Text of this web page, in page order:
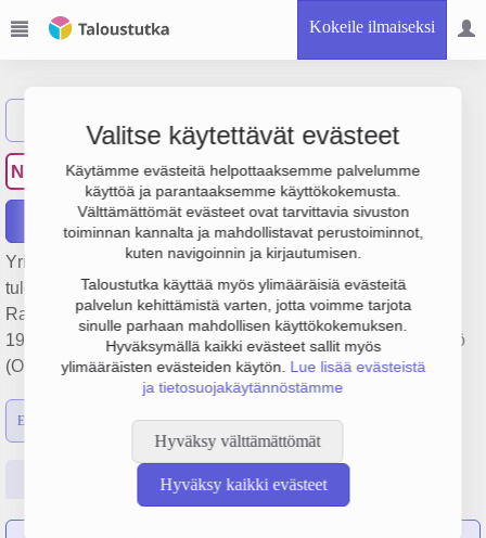
Kokeile ilmaiseksi
Valitse käytettävät evästeet
Käytämme evästeitä helpottaaksemme palvelumme
käyttöä ja parantaaksemme käyttökokemusta.
Välttämättömät evästeet ovat tarvittavia sivuston
toiminnan kannalta ja mahdollistavat perustoiminnot,
kuten navigoinnin ja kirjautumisen.
Taloustutka käyttää myös ylimääräisiä evästeitä
palvelun kehittämistä varten, jotta voimme tarjota
sinulle parhaan mahdollisen käyttökokemuksen.
Hyväksymällä kaikki evästeet sallit myös
ylimääräisten evästeiden käytön. Lue lisää evästeistä
ja tietosuojakäytännöstämme
Hyväksy välttämättömät
Hyväksy kaikki evästeet
NK Napapiirin Kuljetus Oy
Raportit
Yrityksen Napapiirin Kuljetus Oy liikevaihto on 78.7 milj. €,
tulos 1.8 milj. € ja henkilöstömäärä 30. Sen päätoimiala on
Rahtiliikennettä koskevat välityspalvelut, perustamisvuosi
1978 ja sijainti Rovaniemi. Yrityksen yhtiömuoto Osakeyhtiö
(OY).
Emon luvut Konsernin luvut
Tilinpäätösluvut Päättäjätiedot